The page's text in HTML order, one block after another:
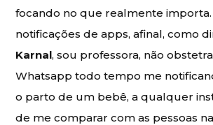
focando no que realmente
notificações de apps, afinal, como
Karnal, sou professora, não
Whatsapp todo tempo me
o parto de um bebê, a qualquer
de me comparar com as pessoas